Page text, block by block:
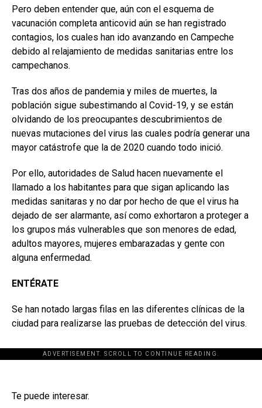
Pero deben entender que, aún con el esquema de
vacunación completa anticovid aún se han registrado
contagios, los cuales han ido avanzando en Campeche
debido al relajamiento de medidas sanitarias entre los
campechanos.
Tras dos años de pandemia y miles de muertes, la
población sigue subestimando al Covid-19, y se están
olvidando de los preocupantes descubrimientos de
nuevas mutaciones del virus las cuales podría generar una
mayor catástrofe que la de 2020 cuando todo inició.
Por ello, autoridades de Salud hacen nuevamente el
llamado a los habitantes para que sigan aplicando las
medidas sanitaras y no dar por hecho de que el virus ha
dejado de ser alarmante, así como exhortaron a proteger a
los grupos más vulnerables que son menores de edad,
adultos mayores, mujeres embarazadas y gente con
alguna enfermedad.
ENTÉRATE
Se han notado largas filas en las diferentes clínicas de la
ciudad para realizarse las pruebas de detección del virus.
ADVERTISEMENT. SCROLL TO CONTINUE READING.
Te puede interesar.